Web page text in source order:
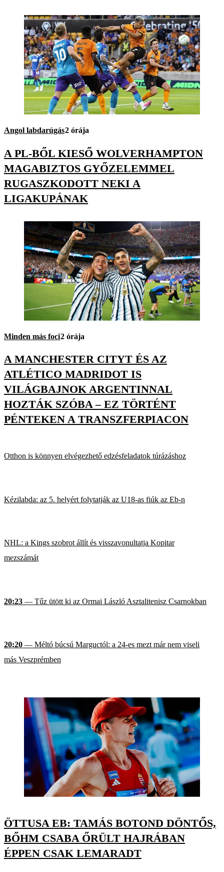
Angol labdarúgás2 órája
A PL-BŐL KIESŐ WOLVERHAMPTON
MAGABIZTOS GYŐZELEMMEL
RUGASZKODOTT NEKI A
LIGAKUPÁNAK
Minden más foci2 órája
A MANCHESTER CITYT ÉS AZ
ATLÉTICO MADRIDOT IS
VILÁGBAJNOK ARGENTINNAL
HOZTÁK SZÓBA – EZ TÖRTÉNT
PÉNTEKEN A TRANSZFERPIACON
Otthon is könnyen elvégezhető edzésfeladatok túrázáshoz
Kézilabda: az 5. helyért folytatják az U18-as fiúk az Eb-n
NHL: a Kings szobrot állít és visszavonultatja Kopitar
mezszámát
20:23 — Tűz ütött ki az Ormai László Asztalitenisz Csarnokban
20:20 — Méltó búcsú Marguctól: a 24-es mezt már nem viseli
más Veszprémben
ÖTTUSA EB: TAMÁS BOTOND DÖNTŐS,
BŐHM CSABA ŐRÜLT HAJRÁBAN
ÉPPEN CSAK LEMARADT